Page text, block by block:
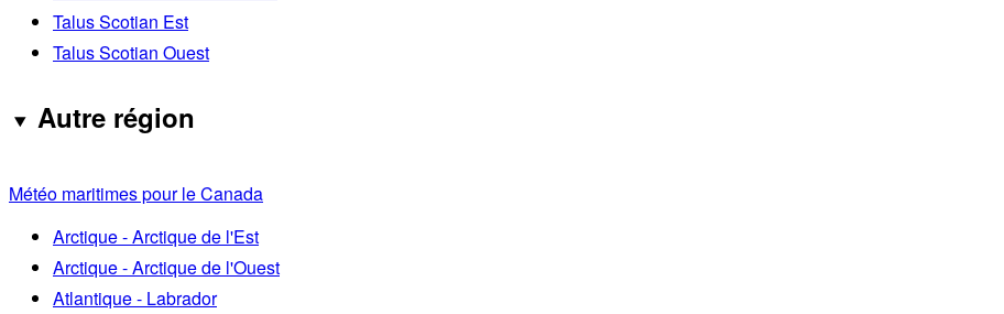
Talus Scotian Est
Talus Scotian Ouest
Autre région
Météo maritimes pour le Canada
Arctique - Arctique de l'Est
Arctique - Arctique de l'Ouest
Atlantique - Labrador